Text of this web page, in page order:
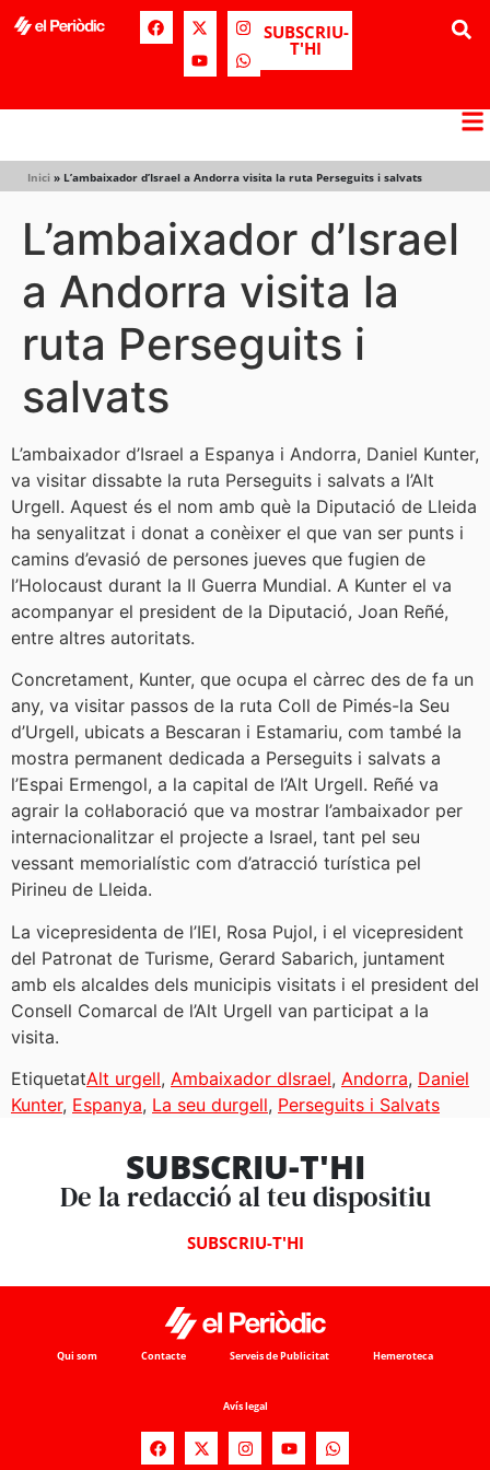
SUBSCRIU-
T'HI
Inici » L’ambaixador d’Israel a Andorra visita la ruta Perseguits i salvats
L’ambaixador d’Israel
a Andorra visita la
ruta Perseguits i
salvats
L’ambaixador d’Israel a Espanya i Andorra, Daniel Kunter,
va visitar dissabte la ruta Perseguits i salvats a l’Alt
Urgell. Aquest és el nom amb què la Diputació de Lleida
ha senyalitzat i donat a conèixer el que van ser punts i
camins d’evasió de persones jueves que fugien de
l’Holocaust durant la II Guerra Mundial. A Kunter el va
acompanyar el president de la Diputació, Joan Reñé,
entre altres autoritats.
Concretament, Kunter, que ocupa el càrrec des de fa un
any, va visitar passos de la ruta Coll de Pimés-la Seu
d’Urgell, ubicats a Bescaran i Estamariu, com també la
mostra permanent dedicada a Perseguits i salvats a
l’Espai Ermengol, a la capital de l’Alt Urgell. Reñé va
agrair la col·laboració que va mostrar l’ambaixador per
internacionalitzar el projecte a Israel, tant pel seu
vessant memorialístic com d’atracció turística pel
Pirineu de Lleida.
La vicepresidenta de l’IEI, Rosa Pujol, i el vicepresident
del Patronat de Turisme, Gerard Sabarich, juntament
amb els alcaldes dels municipis visitats i el president del
Consell Comarcal de l’Alt Urgell van participat a la
visita.
EtiquetatAlt urgell, Ambaixador dIsrael, Andorra, Daniel
Kunter, Espanya, La seu durgell, Perseguits i Salvats
SUBSCRIU-T'HI
De la redacció al teu dispositiu
SUBSCRIU-T'HI
Qui som Contacte Serveis de Publicitat Hemeroteca
Avís legal